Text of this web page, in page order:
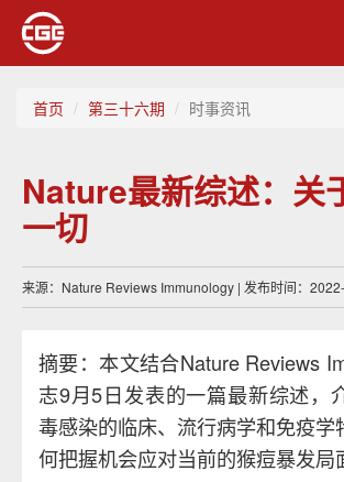
首页 第三十六期 时事资讯
Nature最新综述：关
一切
来源：Nature Reviews Immunology | 发布时间：
摘要：本文结合Nature Reviews
志9月5日发表的一篇最新综述，
毒感染的临床、流行病学和免疫学
何把握机会应对当前的猴痘暴发局